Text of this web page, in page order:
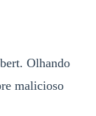
Olhando
malicioso